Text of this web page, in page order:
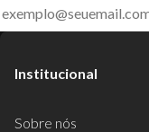
Institucional
Sobre nós